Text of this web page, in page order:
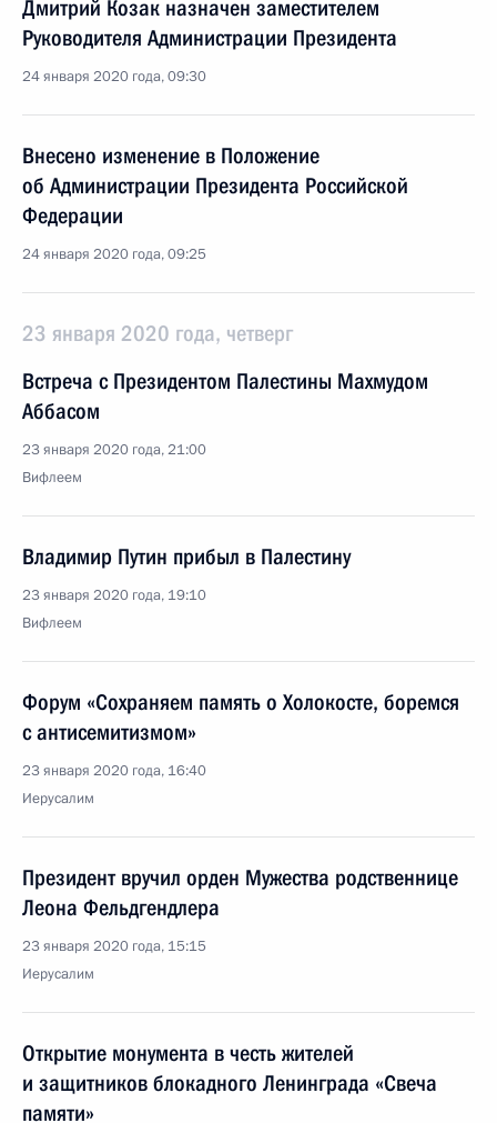
Дмитрий Козак назначен заместителем
Руководителя Администрации Президента
24 января 2020 года, 09:30
Внесено изменение в Положение
об Администрации Президента Российской
Федерации
24 января 2020 года, 09:25
23 января 2020 года, четверг
Встреча с Президентом Палестины Махмудом
Аббасом
23 января 2020 года, 21:00
Вифлеем
Владимир Путин прибыл в Палестину
23 января 2020 года, 19:10
Вифлеем
Форум «Сохраняем память о Холокосте, боремся
с антисемитизмом»
23 января 2020 года, 16:40
Иерусалим
Президент вручил орден Мужества родственнице
Леона Фельдгендлера
23 января 2020 года, 15:15
Иерусалим
Открытие монумента в честь жителей
и защитников блокадного Ленинграда «Свеча
памяти»